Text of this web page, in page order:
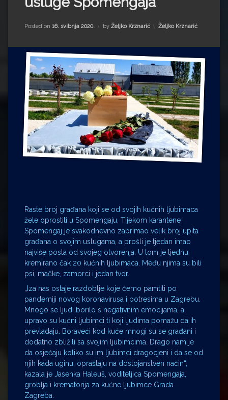
Impressum
Milenko Strižak
Drugi autori
Drugi autori
Matea Andrić
Ljiljana Lekanić-Kljaić
Željko Krznarić
Mario Lovreković
Miroslav Šantek
Posted on 16. svibnja 2020. by Željko Krznarić Kategorije:
Željko Krznarić
Raste broj građana koji se od svojih kućnih ljubimaca
žele oprostiti u Spomengaju. Tijekom karantene
Spomengaj je svakodnevno zaprimao velik broj upita
građana o svojim uslugama, a prošli je tjedan imao
najviše posla od svojeg otvorenja. U tom je tjednu
kremirano čak 20 kućnih ljubimaca. Među njima su bili
psi, mačke, zamorci i jedan tvor.
„Iza nas ostaje razdoblje koje ćemo pamtiti po
pandemiji novog koronavirusa i potresima u Zagrebu.
Mnogo se ljudi borilo s negativnim emocijama, a
upravo su kućni ljubimci ti koji ljudima pomažu da ih
prevladaju. Boraveći kod kuće mnogi su se građani i
dodatno zbližili sa svojim ljubimcima. Drago nam je
da osjećaju koliko su im ljubimci dragocjeni i da se od
njih kada uginu, opraštaju na dostojanstven način“,
kazala je Jasenka Haleuš, voditeljica Spomengaja,
groblja i krematorija za kućne ljubimce Grada
Zagreba.